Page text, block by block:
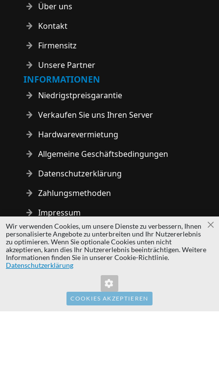
Über uns
Kontakt
Firmensitz
Unsere Partner
INFORMATIONEN
Niedrigstpreisgarantie
Verkaufen Sie uns Ihren Server
Hardwarevermietung
Allgemeine Geschäftsbedingungen
Datenschutzerklärung
Zahlungsmethoden
Impressum
Copyright © 2014 - 2026 MS Development | All rights reserved
| All logos and trademarks are properties of their respective
owners.
Wir verwenden Cookies, um unsere Dienste zu verbessern, Ihnen
personalisierte Angebote zu unterbreiten und Ihr Nutzererlebnis
zu optimieren. Wenn Sie optionale Cookies unten nicht
akzeptieren, kann dies Ihr Nutzererlebnis beeinträchtigen. Weitere
Informationen finden Sie in unserer Cookie-Richtlinie.
Datenschutzerklärung
COOKIES AKZEPTIEREN